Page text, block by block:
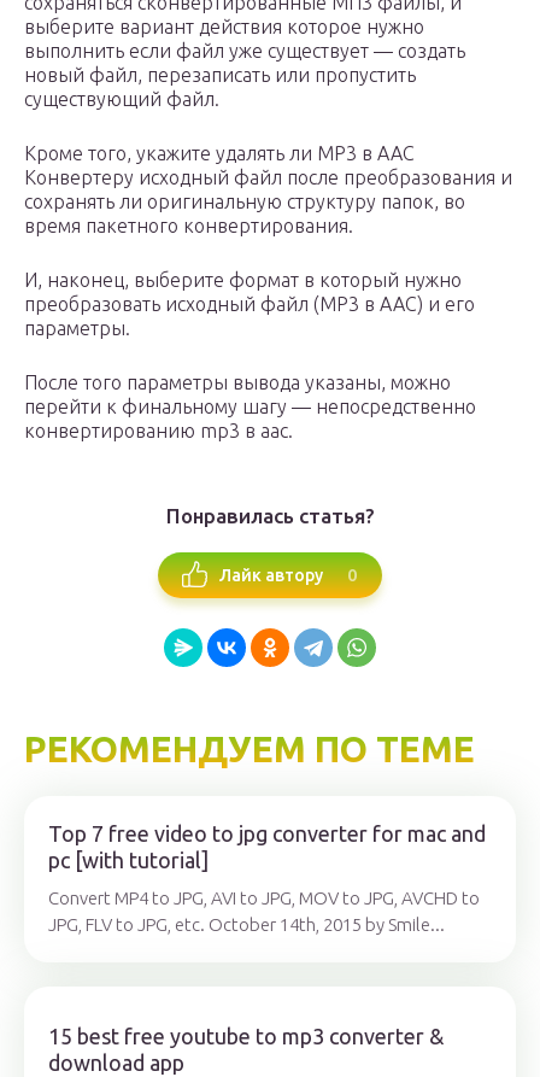
выберите вариант действия которое нужно
выполнить если файл уже существует — создать
новый файл, перезаписать или пропустить
существующий файл.
Кроме того, укажите удалять ли MP3 в AAC
Конвертеру исходный файл после преобразования и
сохранять ли оригинальную структуру папок, во
время пакетного конвертирования.
И, наконец, выберите формат в который нужно
преобразовать исходный файл (MP3 в AAC) и его
параметры.
После того параметры вывода указаны, можно
перейти к финальному шагу — непосредственно
конвертированию mp3 в aac.
Понравилась статья?
Лайк автору 0
РЕКОМЕНДУЕМ ПО ТЕМЕ
Top 7 free video to jpg converter for mac and
pc [with tutorial]
Convert MP4 to JPG, AVI to JPG, MOV to JPG, AVCHD to
JPG, FLV to JPG, etc. October 14th, 2015 by Smile...
15 best free youtube to mp3 converter &
download app